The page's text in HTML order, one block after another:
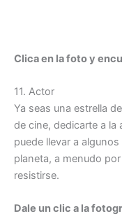
Clica en la foto y
11. Actor
Ya seas una estrella
de cine, dedicarte a la
puede llevar a
planeta, a menudo
resistirse.
Dale un clic a la